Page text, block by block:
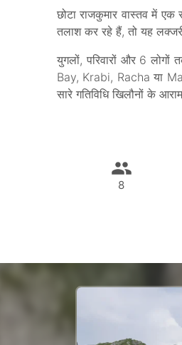
छोटा राजकुमार वास्तव में
तलाश कर रहे हैं, तो यह
युगलों, परिवारों और 6
Bay, Krabi, Racha या
सारे गतिविधि खिलौनों के
8